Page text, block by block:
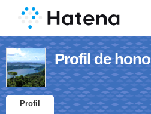
Profil de hono
Profil